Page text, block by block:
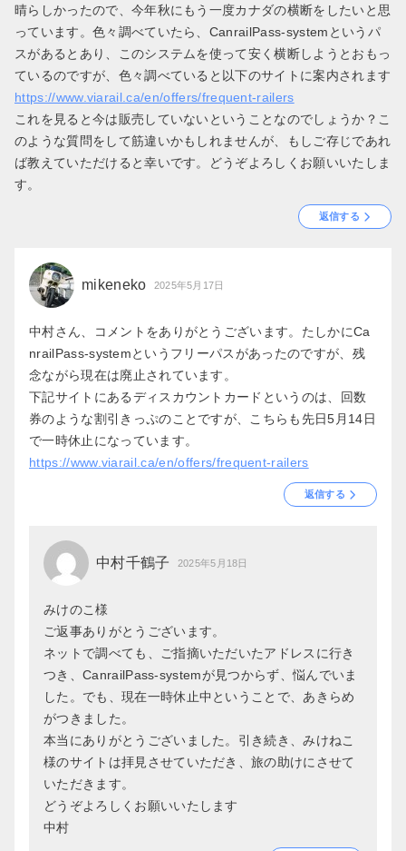
晴らしかったので、今年秋にもう一度カナダの横断をしたいと思
っています。色々調べていたら、CanrailPass-systemというパ
スがあるとあり、このシステムを使って安く横断しようとおもっ
ているのですが、色々調べていると以下のサイトに案内されます
https://www.viarail.ca/en/offers/frequent-railers
これを見ると今は販売していないということなのでしょうか？こ
のような質問をして筋違いかもしれませんが、もしご存じであれ
ば教えていただけると幸いです。どうぞよろしくお願いいたしま
す。
返信する
mikeneko 2025年5月17日
中村さん、コメントをありがとうございます。たしかにCa
nrailPass-systemというフリーパスがあったのですが、残
念ながら現在は廃止されています。
下記サイトにあるディスカウントカードというのは、回数
券のような割引きっぷのことですが、こちらも先日5月14日
で一時休止になっています。
https://www.viarail.ca/en/offers/frequent-railers
返信する
中村千鶴子 2025年5月18日
みけのこ様
ご返事ありがとうございます。
ネットで調べても、ご指摘いただいたアドレスに行き
つき、CanrailPass-systemが見つからず、悩んでいま
した。でも、現在一時休止中ということで、あきらめ
がつきました。
本当にありがとうございました。引き続き、みけねこ
様のサイトは拝見させていただき、旅の助けにさせて
いただきます。
どうぞよろしくお願いいたします
中村